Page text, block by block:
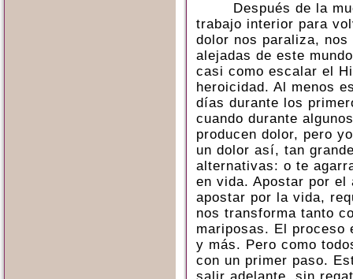
Después de la
trabajo interior para
dolor nos paraliza,
alejadas de este
casi como escalar el
heroicidad. Al menos
días durante los
cuando durante
producen dolor, pero
un dolor así, tan
alternativas: o te
en vida. Apostar por el
apostar por la vida,
nos transforma tanto
mariposas. El proceso
y más. Pero como
con un primer paso.